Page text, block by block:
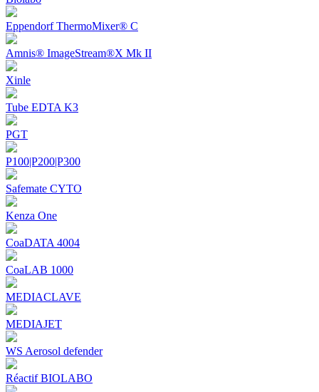
Eppendorf ThermoMixer® C
Amnis® ImageStream®X Mk II
Xinle
Tube EDTA K3
PGT
P100|P200|P300
Safemate CYTO
Kenza One
CoaDATA 4004
CoaLAB 1000
MEDIACLAVE
MEDIAJET
WS Aerosol defender
Réactif BIOLABO